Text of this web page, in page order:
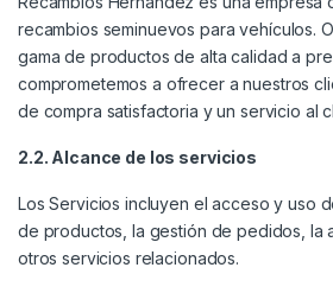
recambios seminuevos para vehículos.
gama de productos de alta calidad a
comprometemos a ofrecer a nuestros
de compra satisfactoria y un servicio al
2.2. Alcance de los servicios
Los Servicios incluyen el acceso y uso
de productos, la gestión de pedidos, la
otros servicios relacionados.